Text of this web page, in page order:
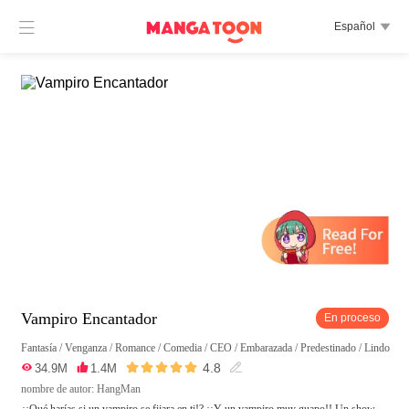
 Español 
Vampiro Encantador En proceso
Fantasía /Venganza /Romance /Comedia /CEO /Embarazada /Predestinado /Lindo
 34.9M  1.4M  4.8 
nombre de autor: HangMan